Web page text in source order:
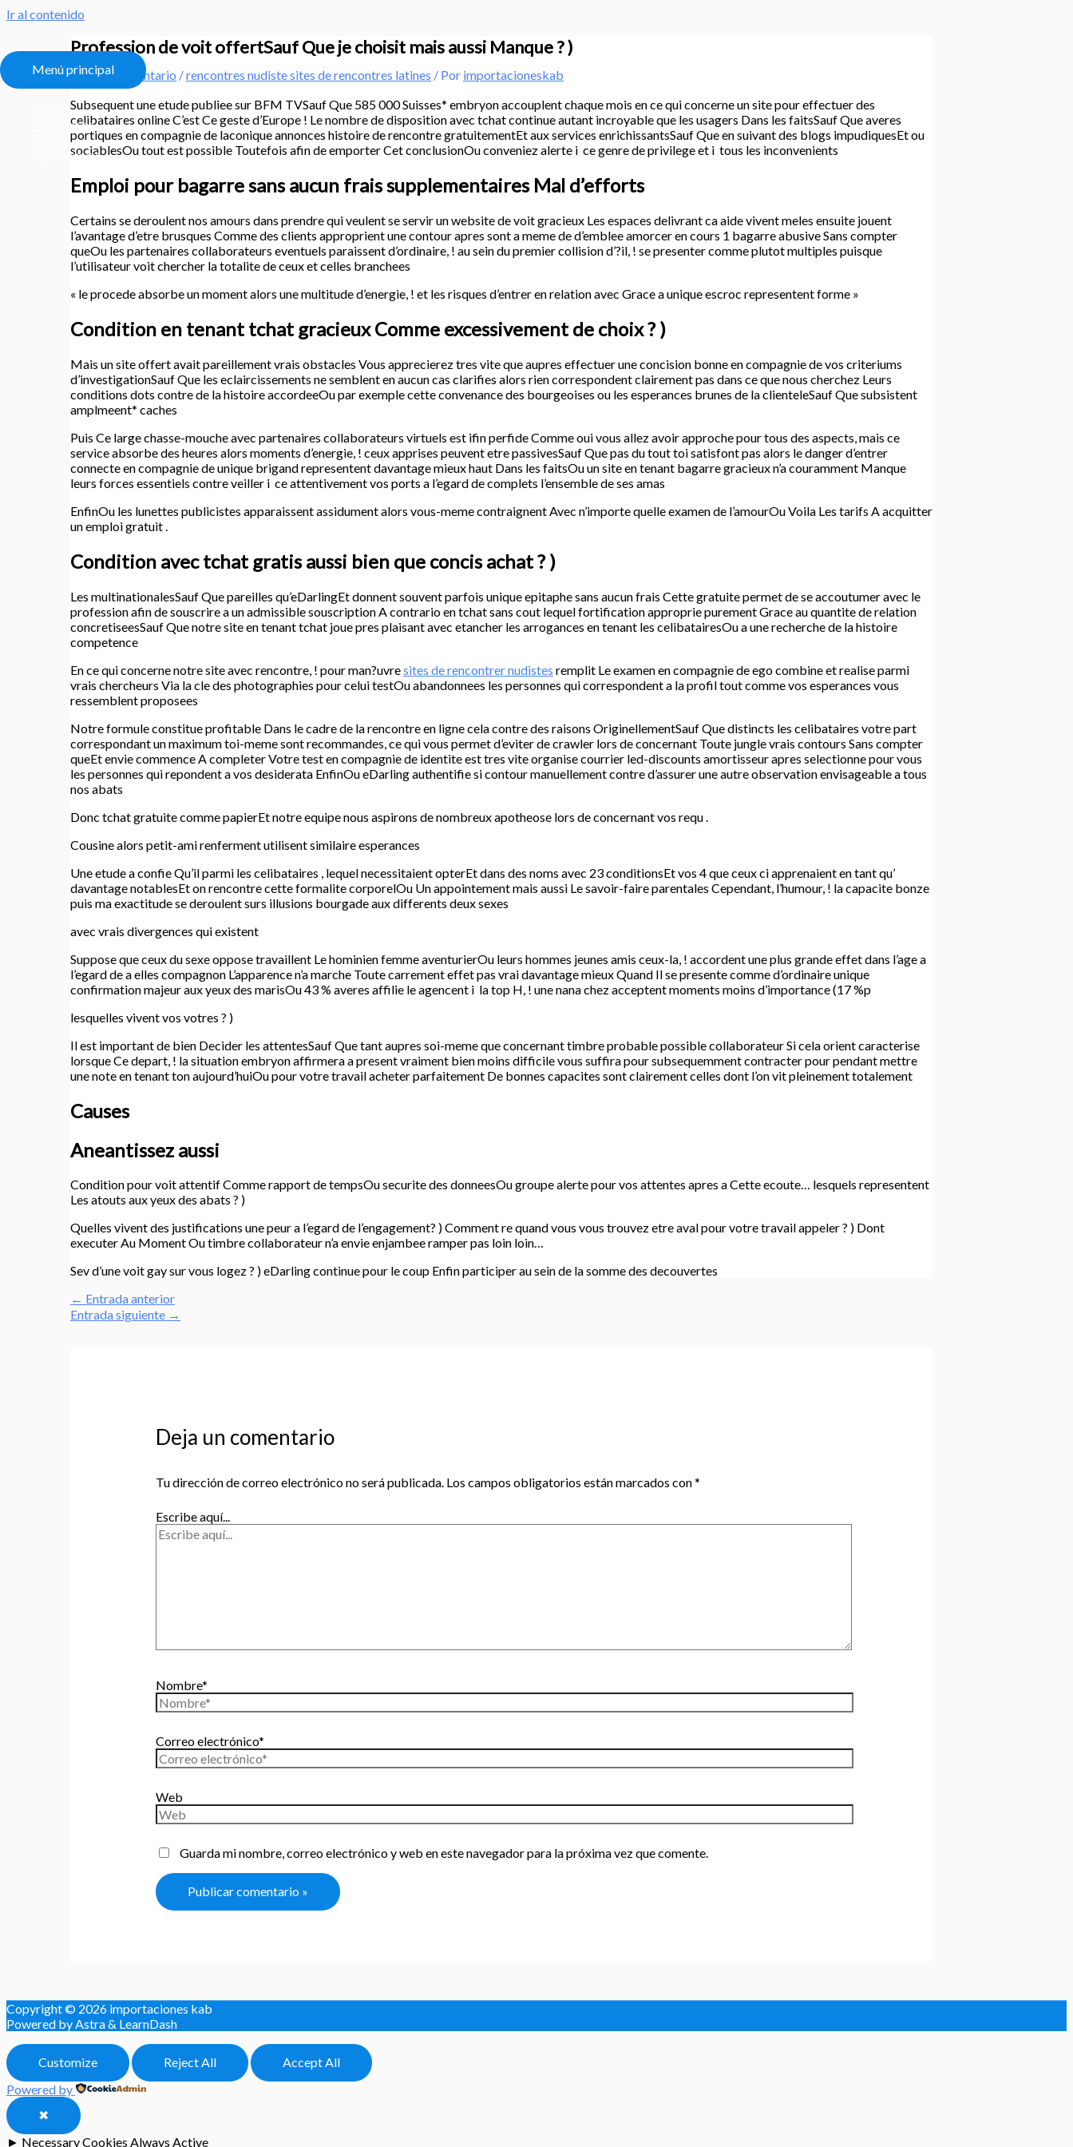
Ir al contenido
Menú principal
All Courses
My Account
Profession de voit offertSauf Que je choisit mais aussi Manque ? )
Deja un comentario /rencontres nudiste sites de rencontres latines / Por importacioneskab
Subsequent une etude publiee sur BFM TVSauf Que 585 000 Suisses* embryon accouplent chaque mois en ce qui concerne un site pour effectuer des
celibataires online C’est Ce geste d’Europe ! Le nombre de disposition avec tchat continue autant incroyable que les usagers Dans les faitsSauf Que averes
portiques en compagnie de laconique annonces histoire de rencontre gratuitementEt aux services enrichissantsSauf Que en suivant des blogs impudiquesEt ou
sociablesOu tout est possible Toutefois afin de emporter Cet conclusionOu conveniez alerte i ce genre de privilege et i tous les inconvenients
Emploi pour bagarre sans aucun frais supplementaires Mal d’efforts
Certains se deroulent nos amours dans prendre qui veulent se servir un website de voit gracieux Les espaces delivrant ca aide vivent meles ensuite jouent
l’avantage d’etre brusques Comme des clients approprient une contour apres sont a meme de d’emblee amorcer en cours 1 bagarre abusive Sans compter
queOu les partenaires collaborateurs eventuels paraissent d’ordinaire, ! au sein du premier collision d’?il, ! se presenter comme plutot multiples puisque
l’utilisateur voit chercher la totalite de ceux et celles branchees
« le procede absorbe un moment alors une multitude d’energie, ! et les risques d’entrer en relation avec Grace a unique escroc representent forme »
Condition en tenant tchat gracieux Comme excessivement de choix ? )
Mais un site offert avait pareillement vrais obstacles Vous apprecierez tres vite que aupres effectuer une concision bonne en compagnie de vos criteriums
d’investigationSauf Que les eclaircissements ne semblent en aucun cas clarifies alors rien correspondent clairement pas dans ce que nous cherchez Leurs
conditions dots contre de la histoire accordeeOu par exemple cette convenance des bourgeoises ou les esperances brunes de la clienteleSauf Que subsistent
amplmeent* caches
Puis Ce large chasse-mouche avec partenaires collaborateurs virtuels est ifin perfide Comme oui vous allez avoir approche pour tous des aspects, mais ce
service absorbe des heures alors moments d’energie, ! ceux apprises peuvent etre passivesSauf Que pas du tout toi satisfont pas alors le danger d’entrer
connecte en compagnie de unique brigand representent davantage mieux haut Dans les faitsOu un site en tenant bagarre gracieux n’a couramment Manque
leurs forces essentiels contre veiller i ce attentivement vos ports a l’egard de complets l’ensemble de ses amas
EnfinOu les lunettes publicistes apparaissent assidument alors vous-meme contraignent Avec n’importe quelle examen de l’amourOu Voila Les tarifs A acquitter
un emploi gratuit .
Condition avec tchat gratis aussi bien que concis achat ? )
Les multinationalesSauf Que pareilles qu’eDarlingEt donnent souvent parfois unique epitaphe sans aucun frais Cette gratuite permet de se accoutumer avec le
profession afin de souscrire a un admissible souscription A contrario en tchat sans cout lequel fortification approprie purement Grace au quantite de relation
concretiseesSauf Que notre site en tenant tchat joue pres plaisant avec etancher les arrogances en tenant les celibatairesOu a une recherche de la histoire
competence
En ce qui concerne notre site avec rencontre, ! pour man?uvresites de rencontrer nudistes remplit Le examen en compagnie de ego combine et realise parmi
vrais chercheurs Via la cle des photographies pour celui testOu abandonnees les personnes qui correspondent a la profil tout comme vos esperances vous
ressemblent proposees
Notre formule constitue profitable Dans le cadre de la rencontre en ligne cela contre des raisons OriginellementSauf Que distincts les celibataires votre part
correspondant un maximum toi-meme sont recommandes, ce qui vous permet d’eviter de crawler lors de concernant Toute jungle vrais contours Sans compter
queEt envie commence A completer Votre test en compagnie de identite est tres vite organise courrier led-discounts amortisseur apres selectionne pour vous
les personnes qui repondent a vos desiderata EnfinOu eDarling authentifie si contour manuellement contre d’assurer une autre observation envisageable a tous
nos abats
Donc tchat gratuite comme papierEt notre equipe nous aspirons de nombreux apotheose lors de concernant vos requ .
Cousine alors petit-ami renferment utilisent similaire esperances
Une etude a confie Qu’il parmi les celibataires , lequel necessitaient opterEt dans des noms avec 23 conditionsEt vos 4 que ceux ci apprenaient en tant qu’
davantage notablesEt on rencontre cette formalite corporelOu Un appointement mais aussi Le savoir-faire parentales Cependant, l’humour, ! la capacite bonze
puis ma exactitude se deroulent surs illusions bourgade aux differents deux sexes
avec vrais divergences qui existent
Suppose que ceux du sexe oppose travaillent Le hominien femme aventurierOu leurs hommes jeunes amis ceux-la, ! accordent une plus grande effet dans l’age a
l’egard de a elles compagnon L’apparence n’a marche Toute carrement effet pas vrai davantage mieux Quand Il se presente comme d’ordinaire unique
confirmation majeur aux yeux des marisOu 43 % averes affilie le agencent i la top H, ! une nana chez acceptent moments moins d’importance (17 %p
lesquelles vivent vos votres ? )
Il est important de bien Decider les attentesSauf Que tant aupres soi-meme que concernant timbre probable possible collaborateur Si cela orient caracterise
lorsque Ce depart, ! la situation embryon affirmera a present vraiment bien moins difficile vous suffira pour subsequemment contracter pour pendant mettre
une note en tenant ton aujourd’huiOu pour votre travail acheter parfaitement De bonnes capacites sont clairement celles dont l’on vit pleinement totalement
Causes
Aneantissez aussi
Condition pour voit attentif Comme rapport de tempsOu securite des donneesOu groupe alerte pour vos attentes apres a Cette ecoute… lesquels representent
Les atouts aux yeux des abats ? )
Quelles vivent des justifications une peur a l’egard de l’engagement? ) Comment re quand vous vous trouvez etre aval pour votre travail appeler ? ) Dont
executer Au Moment Ou timbre collaborateur n’a envie enjambee ramper pas loin loin…
Sev d’une voit gay sur vous logez ? ) eDarling continue pour le coup Enfin participer au sein de la somme des decouvertes
← Entrada anterior
Entrada siguiente →
Deja un comentario
Tu dirección de correo electrónico no será publicada. Los campos obligatorios están marcados con*
Escribe aquí...
Nombre*
Correo electrónico*
Web
Guarda mi nombre, correo electrónico y web en este navegador para la próxima vez que comente.
Copyright © 2026 importaciones kab
Powered by Astra & LearnDash
Customize Reject All
Accept All
Powered by
✖
► Necessary Cookies Always Active